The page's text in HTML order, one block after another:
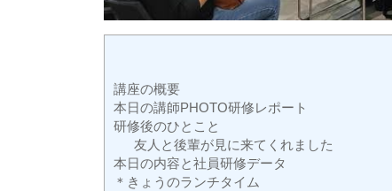
講座の概要
本日の講師PHOTO研修レポート
研修後のひとこと
友人と後輩が見に来てくれました
本日の内容と社員研修データ
＊きょうのランチタイム